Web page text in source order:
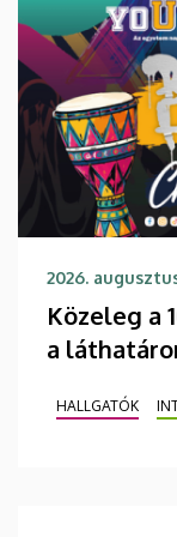
2026.
Közeleg a
a
HALLGATÓK